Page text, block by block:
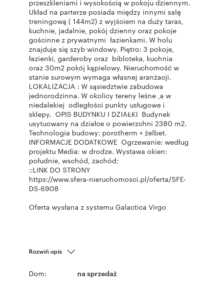
przeszkleniami i wysokością w pokoju dziennym.
Układ na parterze posiada między innymi salę
treningową ( 144m2) z wyjściem na duży taras,
kuchnie, jadalnie, pokój dzienny oraz pokoje
gościnne z prywatnymi łazienkami. W holu
znajduje się szyb windowy. Piętro: 3 pokoje,
łazienki, garderoby oraz bibloteka, kuchnia
oraz 30m2 pokój kąpielowy. Nieruchomość w
stanie surowym wymaga własnej aranżacji.
LOKALIZACJA : W sąsiedztwie zabudowa
jednorodzinna. W okolicy tereny leśne ,a w
niedalekiej odległości punkty usługowe i
sklepy. OPIS BUDYNKU I DZIAŁKI Budynek
usytuowany na działce o powierzchni 2380 m2.
Technologia budowy: porotherm + żelbet.
INFORMACJE DODATKOWE Ogrzewanie: według
projektu Media: w drodze. Wystawa okien:
południe, wschód, zachód;
::LINK DO STRONY
https://www.sfera-nieruchomosci.pl/oferta/SFE-
DS-6908
Oferta wysłana z systemu Galactica Virgo
Rozwiń opis
Dom: na sprzedaż